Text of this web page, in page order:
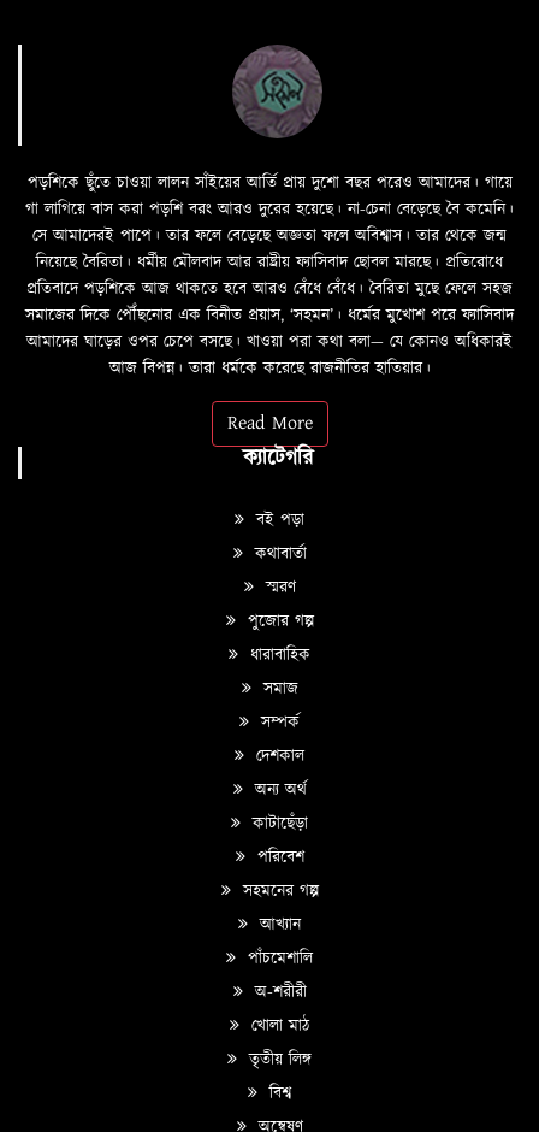
পড়শিকে ছুঁতে চাওয়া লালন সাঁইয়ের আর্তি প্রায় দুশো বছর পরেও আমাদের। গায়ে
গা লাগিয়ে বাস করা পড়শি বরং আরও দুরের হয়েছে। না-চেনা বেড়েছে বৈ কমেনি।
সে আমাদেরই পাপে। তার ফলে বেড়েছে অজ্ঞতা ফলে অবিশ্বাস। তার থেকে জন্ম
নিয়েছে বৈরিতা। ধর্মীয় মৌলবাদ আর রাষ্ট্রীয় ফ্যাসিবাদ ছোবল মারছে। প্রতিরোধে
প্রতিবাদে পড়শিকে আজ থাকতে হবে আরও বেঁধে বেঁধে। বৈরিতা মুছে ফেলে সহজ
সমাজের দিকে পৌঁছনোর এক বিনীত প্রয়াস, ‘সহমন’। ধর্মের মুখোশ পরে ফ্যাসিবাদ
আমাদের ঘাড়ের ওপর চেপে বসছে। খাওয়া পরা কথা বলা—­­ যে কোনও অধিকারই
আজ বিপন্ন। তারা ধর্মকে করেছে রাজনীতির হাতিয়ার।
Read More
ক্যাটেগরি
বই পড়া
কথাবার্তা
স্মরণ
পুজোর গল্প
ধারাবাহিক
সমাজ
সম্পর্ক
দেশকাল
অন্য অর্থ
কাটাছেঁড়া
পরিবেশ
সহমনের গল্প
আখ্যান
পাঁচমেশালি
অ-শরীরী
খোলা মাঠ
তৃতীয় লিঙ্গ
বিশ্ব
অন্বেষণ